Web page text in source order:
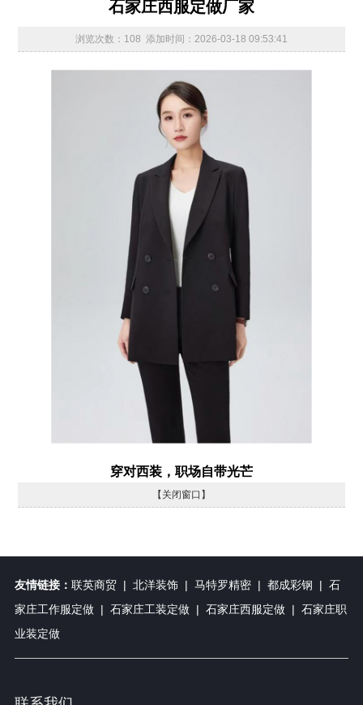
石家庄西服定做厂家
浏览次数：108 添加时间：2026-03-18 09:53:41
穿对西装，职场自带光芒
【关闭窗口】
友情链接： 联英商贸| 北洋装饰| 马特罗精密| 都成彩钢 | 石
家庄工作服定做| 石家庄工装定做| 石家庄西服定做| 石家庄职
业装定做